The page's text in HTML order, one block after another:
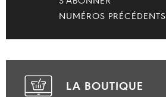
NUMÉROS PRÉCÉDENTS
LA BOUTIQUE